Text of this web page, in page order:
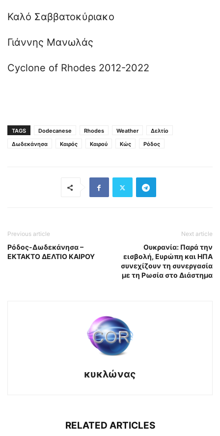
Καλό Σαββατοκύριακο
Γιάννης Μανωλάς
Cyclone of Rhodes 2012-2022
TAGS Dodecanese Rhodes Weather
Δελτίο
Δωδεκάνησα
Καιρός Καιρού Κώς Ρόδος
Previous article
Ρόδος-Δωδεκάνησα –
ΕΚΤΑΚΤΟ ΔΕΛΤΙΟ ΚΑΙΡΟΥ
Next article
Ουκρανία: Παρά την
εισβολή, Ευρώπη και ΗΠΑ
συνεχίζουν τη συνεργασία
με τη Ρωσία στο Διάστημα
κυκλώνας
RELATED ARTICLES